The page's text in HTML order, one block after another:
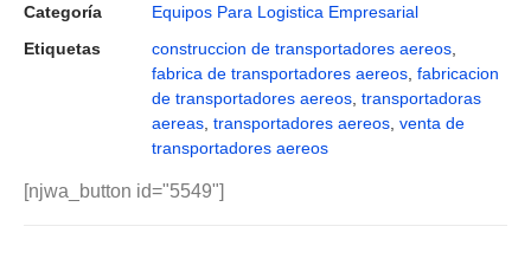
Categoría
Equipos Para Logistica Empresarial
Etiquetas
construccion de transportadores aereos
fabrica de transportadores aereos fabricacion
de transportadores aereos transportadoras
aereas transportadores aereos venta de
transportadores aereos
[njwa_button id="5549"]